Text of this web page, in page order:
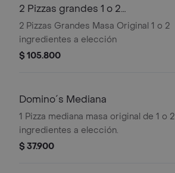
2 Pizzas grandes 1 o 2
ingredientes
2 Pizzas Grandes Masa Original 1 o 2
ingredientes a elección
$ 105.800
Domino´s Mediana
1 Pizza mediana masa original de 1 o 2
ingredientes a elección.
$ 37.900